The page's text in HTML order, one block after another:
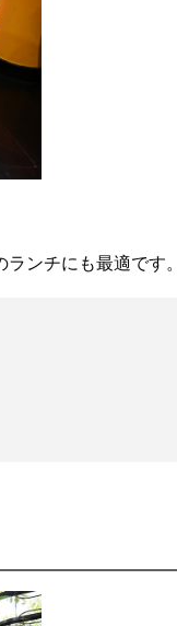
ランチにも最適です